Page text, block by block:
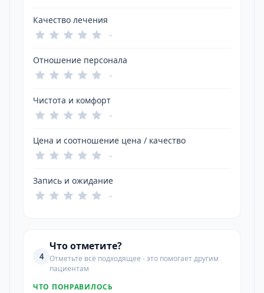
Качество лечения
-
Отношение персонала
-
Чистота и комфорт
-
Цена и соотношение цена / качество
-
Запись и ожидание
-
4
Что отметите?
Отметьте всё подходящее - это помогает другим
пациентам
ЧТО ПОНРАВИЛОСЬ